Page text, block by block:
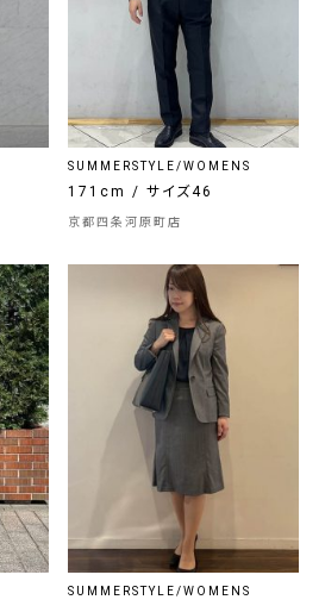
SUMMERSTYLE/WOMENS
171cm / サイズ46
京都四条河原町店
SUMMERSTYLE/WOMENS